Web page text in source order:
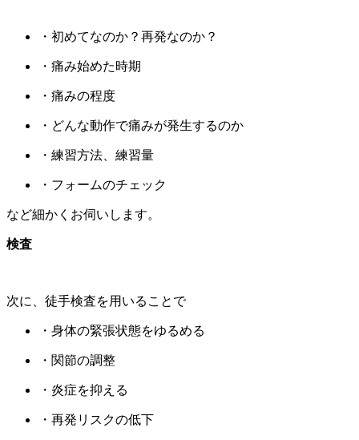
・初めてなのか？再発なのか？
・痛み始めた時期
・痛みの程度
・どんな動作で痛みが発生するのか
・練習方法、練習量
・フォームのチェック
など細かくお伺いします。
検査
次に、徒⼿検査を用いることで
・身体の緊張状態をゆるめる
・関節の調整
・炎症を抑える
・再発リスクの低下